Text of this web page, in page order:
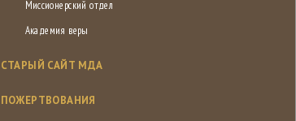
Миссионерский отдел
Академия веры
СТАРЫЙ САЙТ МДА
ПОЖЕРТВОВАНИЯ